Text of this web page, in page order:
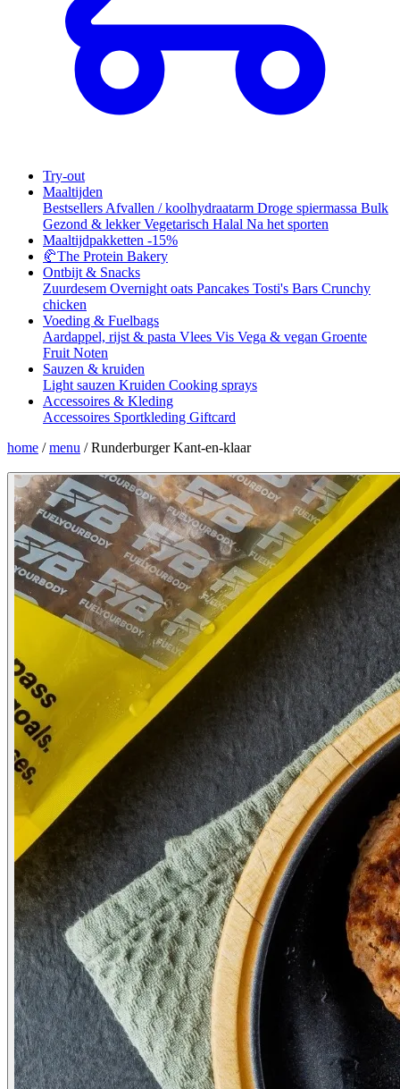
Try-out
Maaltijden
Bestsellers Afvallen / koolhydraatarm Droge spiermassa Bulk
Gezond & lekkerVegetarisch Halal Na het sporten
Maaltijdpakketten -15%
🥐The Protein Bakery
Ontbijt & Snacks
Zuurdesem Overnight oats Pancakes Tosti's Bars Crunchy
chicken
Voeding & Fuelbags
Aardappel, rijst & pasta Vlees Vis Vega & vegan Groente
Fruit Noten
Sauzen & kruiden
Light sauzen Kruiden Cooking sprays
Accessoires & Kleding
Accessoires Sportkleding Giftcard
home / menu / Runderburger Kant-en-klaar